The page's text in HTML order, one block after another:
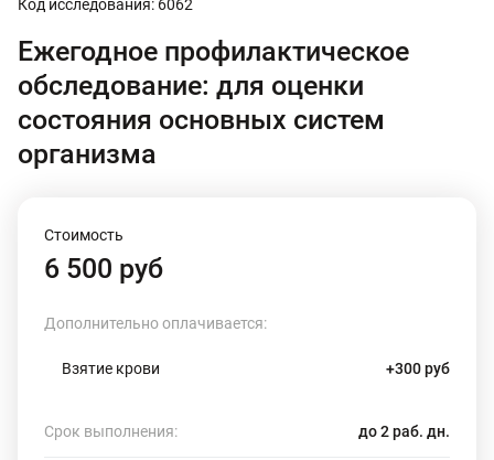
Код исследования: 6062
Ежегодное профилактическое
обследование: для оценки
состояния основных систем
организма
Стоимость
6 500 руб
Дополнительно оплачивается:
Взятие крови +300 руб
Срок выполнения: до 2 раб. дн.